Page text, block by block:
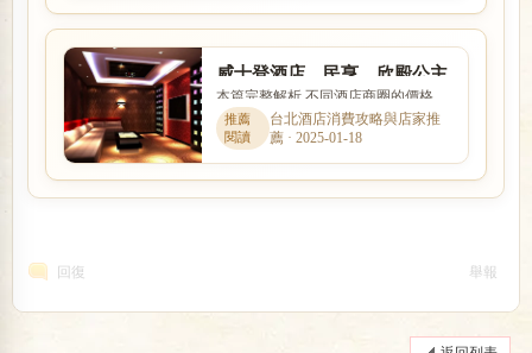
威士登酒店、民亨、欣殿公主
店、松江路禮服酒店消費
本篇完整解析 不同酒店商圈的價格、
客群、交通與店型定位都有差異。本
文以「威士登酒店、民亨、...
台北酒店消費攻略與店家推
薦 · 2025-01-18
回復 舉報